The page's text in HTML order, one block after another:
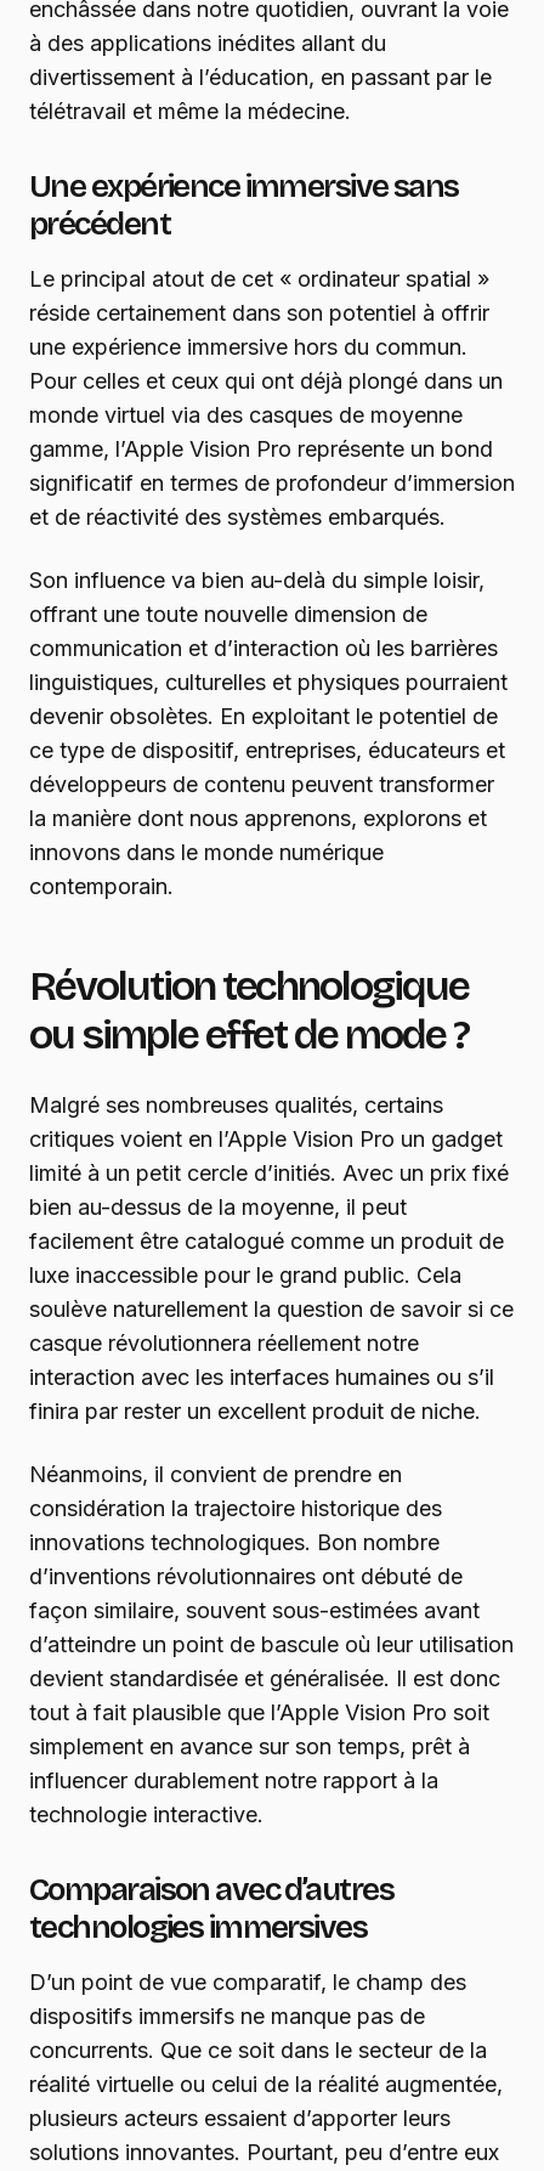
enchâssée dans notre quotidien, ouvrant la voie
à des applications inédites allant du
divertissement à l’éducation, en passant par le
télétravail et même la médecine.
Une expérience immersive sans
précédent
Le principal atout de cet « ordinateur spatial »
réside certainement dans son potentiel à offrir
une expérience immersive hors du commun.
Pour celles et ceux qui ont déjà plongé dans un
monde virtuel via des casques de moyenne
gamme, l’Apple Vision Pro représente un bond
significatif en termes de profondeur d’immersion
et de réactivité des systèmes embarqués.
Son influence va bien au-delà du simple loisir,
offrant une toute nouvelle dimension de
communication et d’interaction où les barrières
linguistiques, culturelles et physiques pourraient
devenir obsolètes. En exploitant le potentiel de
ce type de dispositif, entreprises, éducateurs et
développeurs de contenu peuvent transformer
la manière dont nous apprenons, explorons et
innovons dans le monde numérique
contemporain.
Révolution technologique
ou simple effet de mode ?
Malgré ses nombreuses qualités, certains
critiques voient en l’Apple Vision Pro un gadget
limité à un petit cercle d’initiés. Avec un prix fixé
bien au-dessus de la moyenne, il peut
facilement être catalogué comme un produit de
luxe inaccessible pour le grand public. Cela
soulève naturellement la question de savoir si ce
casque révolutionnera réellement notre
interaction avec les interfaces humaines ou s’il
finira par rester un excellent produit de niche.
Néanmoins, il convient de prendre en
considération la trajectoire historique des
innovations technologiques. Bon nombre
d’inventions révolutionnaires ont débuté de
façon similaire, souvent sous-estimées avant
d’atteindre un point de bascule où leur utilisation
devient standardisée et généralisée. Il est donc
tout à fait plausible que l’Apple Vision Pro soit
simplement en avance sur son temps, prêt à
influencer durablement notre rapport à la
technologie interactive.
Comparaison avec d’autres
technologies immersives
D’un point de vue comparatif, le champ des
dispositifs immersifs ne manque pas de
concurrents. Que ce soit dans le secteur de la
réalité virtuelle ou celui de la réalité augmentée,
plusieurs acteurs essaient d’apporter leurs
solutions innovantes. Pourtant, peu d’entre eux